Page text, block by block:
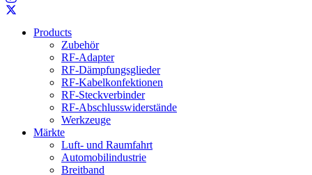
Products
Zubehör
RF-Adapter
RF-Dämpfungsglieder
RF-Kabelkonfektionen
RF-Steckverbinder
RF-Abschlusswiderstände
Werkzeuge
Märkte
Luft- und Raumfahrt
Automobilindustrie
Breitband